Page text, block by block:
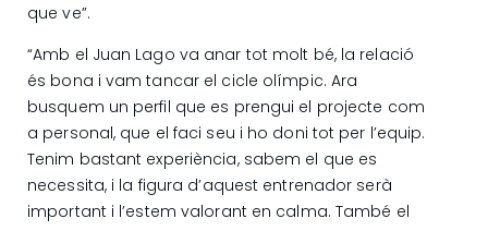
que ve”.
“Amb el Juan Lago va anar tot molt bé, la relació
és bona i vam tancar el cicle olímpic. Ara
busquem un perfil que es prengui el projecte com
a personal, que el faci seu i ho doni tot per l’equip.
Tenim bastant experiència, sabem el que es
necessita, i la figura d’aquest entrenador serà
important i l’estem valorant en calma. També el